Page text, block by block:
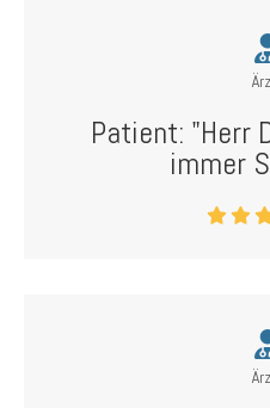
Patient: "Herr
immer